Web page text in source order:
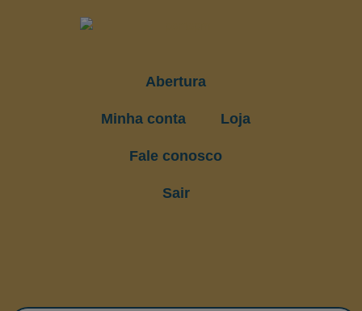
Abertura
Minha conta Loja
Fale conosco
Sair